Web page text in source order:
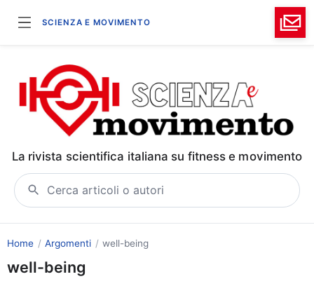
SCIENZA E MOVIMENTO
La rivista scientifica italiana su fitness e movimento
Cerca articoli o autori
Home Argomenti well-being
well-being